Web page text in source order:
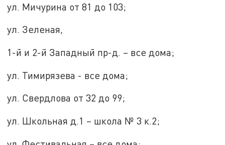
ул. Мичурина от 81 до 103;
ул. Зеленая,
1-й и 2-й Западный пр-д. – все дома;
ул. Тимирязева - все дома;
ул. Свердлова от 32 до 99;
ул. Школьная д.1 – школа № 3 к.2;